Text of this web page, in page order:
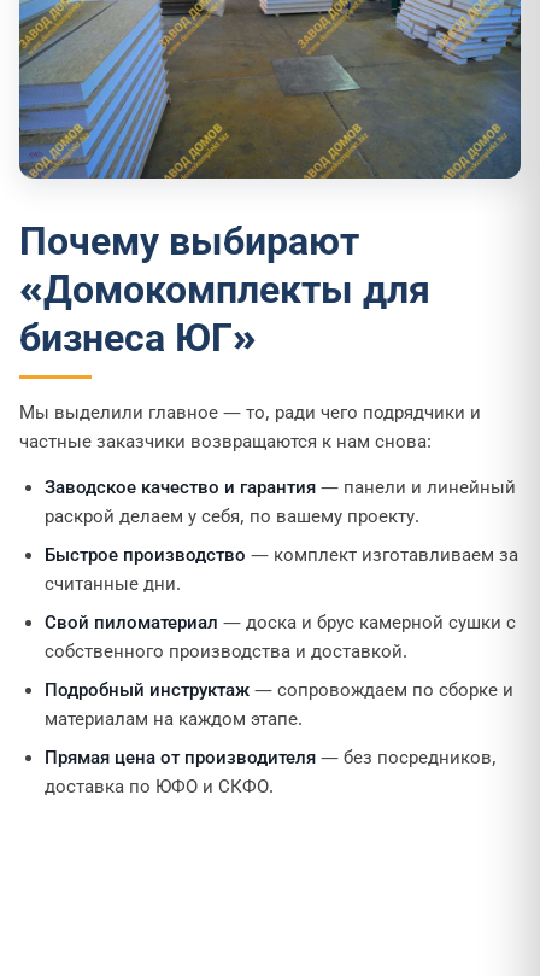
Почему выбирают
«Домокомплекты для
бизнеса ЮГ»
Мы выделили главное — то, ради чего подрядчики и
частные заказчики возвращаются к нам снова:
Заводское качество и гарантия — панели и линейный
раскрой делаем у себя, по вашему проекту.
Быстрое производство — комплект изготавливаем за
считанные дни.
Свой пиломатериал — доска и брус камерной сушки с
собственного производства и доставкой.
Подробный инструктаж — сопровождаем по сборке и
материалам на каждом этапе.
Прямая цена от производителя — без посредников,
доставка по ЮФО и СКФО.